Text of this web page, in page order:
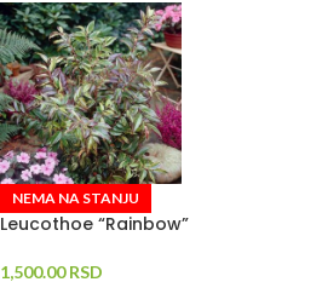
NEMA NA STANJU
Leucothoe “Rainbow”
1,500.00RSD